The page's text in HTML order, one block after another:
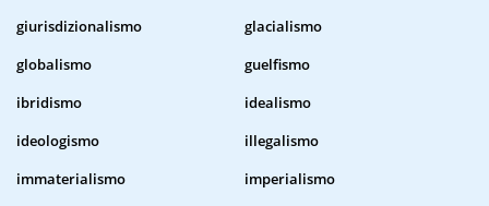
giurisdizionalismo
glacialismo
globalismo
guelfismo
ibridismo
idealismo
ideologismo
illegalismo
immaterialismo
imperialismo